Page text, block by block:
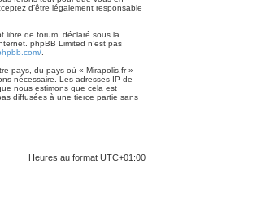
d’être légalement responsable
libre de forum, déclaré sous la
phpBB Limited n’est pas
pays, du pays où « Mirapolis.fr »
nécessaire. Les adresses IP de
nous estimons que cela est
diffusées à une tierce partie sans
Heures au format UTC+01:00